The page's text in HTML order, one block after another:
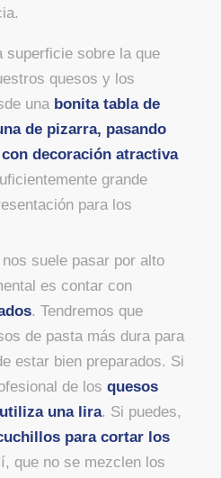
superficie sobre la que
quesos y los
una bonita tabla de
de pizarra, pasando
decoración atractiva
grande
para los
suele pasar por alto
es contar con
. Tendremos que
de pasta más dura para
estar bien preparados. Si
de los quesos
una lira. Si puedes,
para cortar los
que no se mezclen los